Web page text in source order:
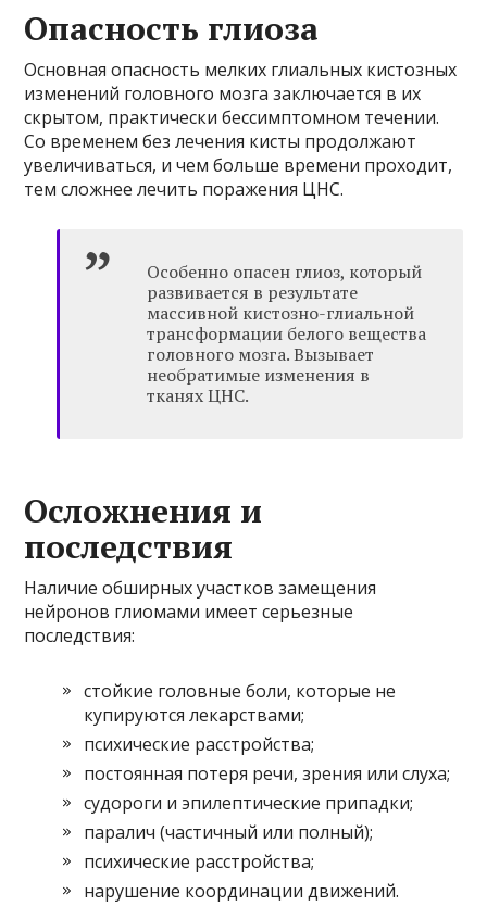
Опасность глиоза
Основная опасность мелких глиальных кистозных
изменений головного мозга заключается в их
скрытом, практически бессимптомном течении.
Со временем без лечения кисты продолжают
увеличиваться, и чем больше времени проходит,
тем сложнее лечить поражения ЦНС.
Особенно опасен глиоз, который
развивается в результате
массивной кистозно-глиальной
трансформации белого вещества
головного мозга. Вызывает
необратимые изменения в
тканях ЦНС.
Осложнения и
последствия
Наличие обширных участков замещения
нейронов глиомами имеет серьезные
последствия:
стойкие головные боли, которые не
купируются лекарствами;
психические расстройства;
постоянная потеря речи, зрения или слуха;
судороги и эпилептические припадки;
паралич (частичный или полный);
психические расстройства;
нарушение координации движений.